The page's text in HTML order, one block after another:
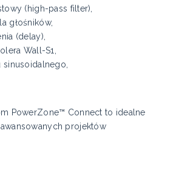
(high-pass filter),
głośników,
(delay),
Wall-S1,
sinusoidalnego,
PowerZone™ Connect to idealne
projektów